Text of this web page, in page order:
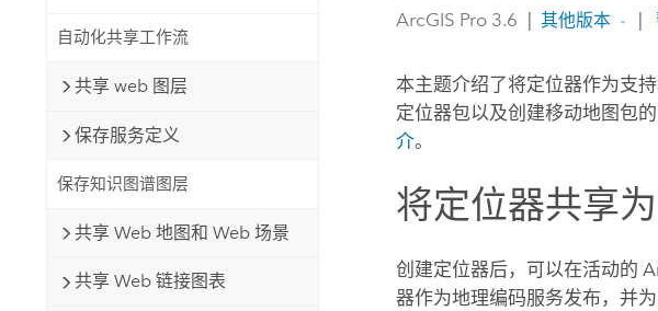
自动化共享工作流
共享 web 图层
保存服务定义
保存知识图谱图层
共享 Web 地图和 Web 场景
共享 Web 链接图表
ArcGIS Pro 3.6 其他版本
本主题介绍了将定位器作为支
定位器包以及创建移动地图包
介。
将定位器共享
创建定位器后，可以在活动的
器作为地理编码服务发布，并